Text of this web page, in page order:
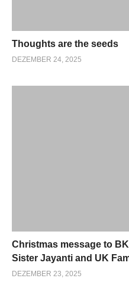
Thoughts are the seeds
DEZEMBER 24, 2025
Christmas message to
Sister Jayanti and UK
DEZEMBER 23, 2025